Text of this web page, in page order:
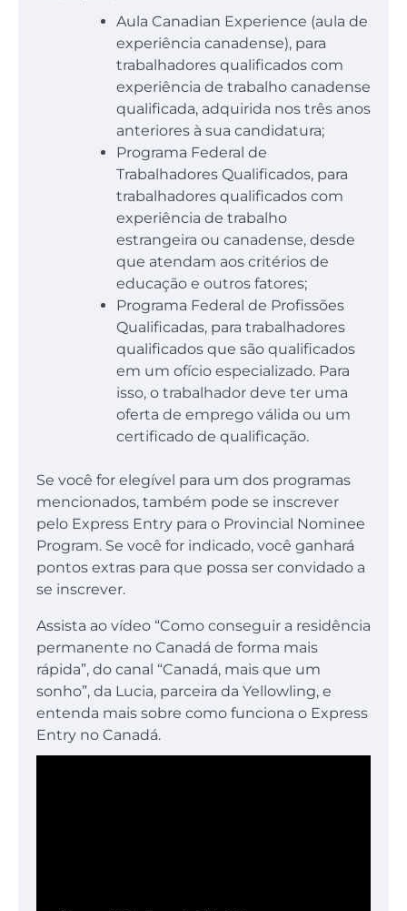
Aula Canadian Experience (aula de
experiência canadense), para
trabalhadores qualificados com
experiência de trabalho canadense
qualificada, adquirida nos três anos
anteriores à sua candidatura;
Programa Federal de
Trabalhadores Qualificados, para
trabalhadores qualificados com
experiência de trabalho
estrangeira ou canadense, desde
que atendam aos critérios de
educação e outros fatores;
Programa Federal de Profissões
Qualificadas, para trabalhadores
qualificados que são qualificados
em um ofício especializado. Para
isso, o trabalhador deve ter uma
oferta de emprego válida ou um
certificado de qualificação.
Se você for elegível para um dos programas
mencionados, também pode se inscrever
pelo Express Entry para o Provincial Nominee
Program. Se você for indicado, você ganhará
pontos extras para que possa ser convidado a
se inscrever.
Assista ao vídeo “Como conseguir a residência
permanente no Canadá de forma mais
rápida”, do canal “Canadá, mais que um
sonho”, da Lucia, parceira da Yellowling, e
entenda mais sobre como funciona o Express
Entry no Canadá.